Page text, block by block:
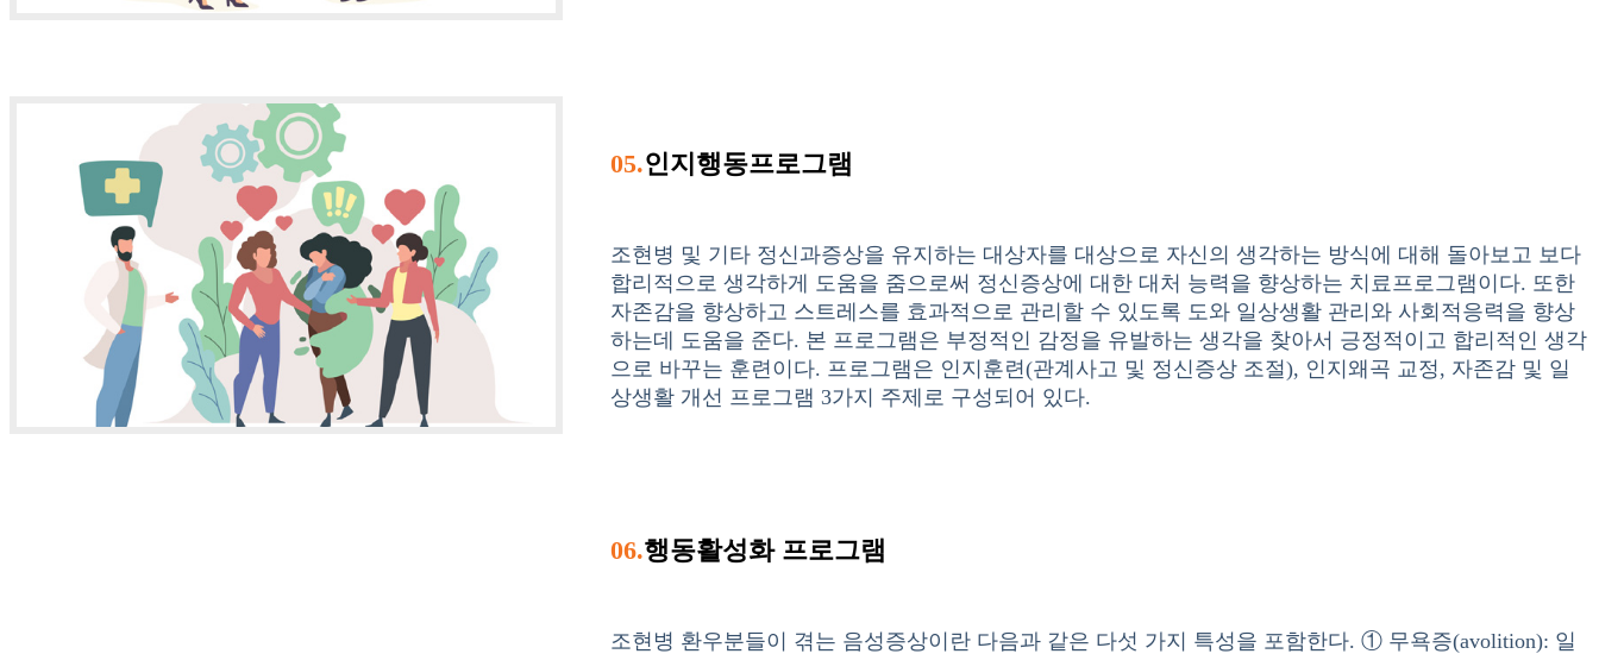
05.인지행동프로그램
조현병 및 기타 정신과증상을 유지하는 대상자를 대상으로 자신의 생각하는 방식에 대해 돌아보고 보다
합리적으로 생각하게 도움을 줌으로써 정신증상에 대한 대처 능력을 향상하는 치료프로그램이다. 또한
자존감을 향상하고 스트레스를 효과적으로 관리할 수 있도록 도와 일상생활 관리와 사회적응력을 향상
하는데 도움을 준다. 본 프로그램은 부정적인 감정을 유발하는 생각을 찾아서 긍정적이고 합리적인 생각
으로 바꾸는 훈련이다. 프로그램은 인지훈련(관계사고 및 정신증상 조절), 인지왜곡 교정, 자존감 및 일
상생활 개선 프로그램 3가지 주제로 구성되어 있다.
06.행동활성화 프로그램
조현병 환우분들이 겪는 음성증상이란 다음과 같은 다섯 가지 특성을 포함한다. ① 무욕증(avolition): 일